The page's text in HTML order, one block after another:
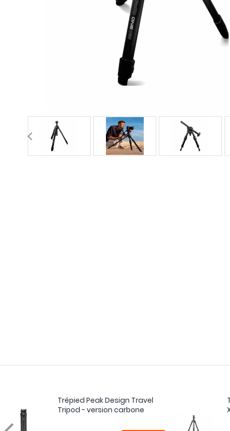
Trépied Peak Design Travel
Tripod - version carbone